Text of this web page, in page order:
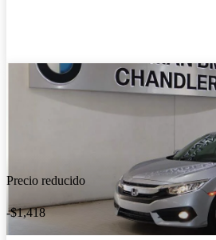
Precio reducido
-$1,418